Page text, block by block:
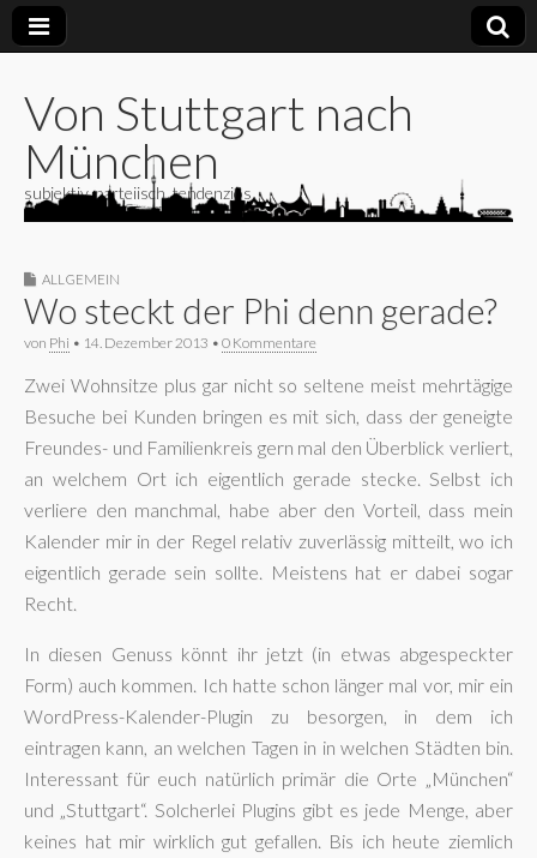
Von Stuttgart nach
München
subjektiv, parteiisch, tendenziös
ALLGEMEIN
Wo steckt der Phi denn gerade?
von Phi • 14. Dezember 2013 • 0 Kommentare
Zwei Wohnsitze plus gar nicht so seltene meist mehrtägige
Besuche bei Kunden bringen es mit sich, dass der geneigte
Freundes- und Familienkreis gern mal den Überblick verliert,
an welchem Ort ich eigentlich gerade stecke. Selbst ich
verliere den manchmal, habe aber den Vorteil, dass mein
Kalender mir in der Regel relativ zuverlässig mitteilt, wo ich
eigentlich gerade sein sollte. Meistens hat er dabei sogar
Recht.
In diesen Genuss könnt ihr jetzt (in etwas abgespeckter
Form) auch kommen. Ich hatte schon länger mal vor, mir ein
WordPress-Kalender-Plugin zu besorgen, in dem ich
eintragen kann, an welchen Tagen in in welchen Städten bin.
Interessant für euch natürlich primär die Orte „München“
und „Stuttgart“. Solcherlei Plugins gibt es jede Menge, aber
keines hat mir wirklich gut gefallen. Bis ich heute ziemlich